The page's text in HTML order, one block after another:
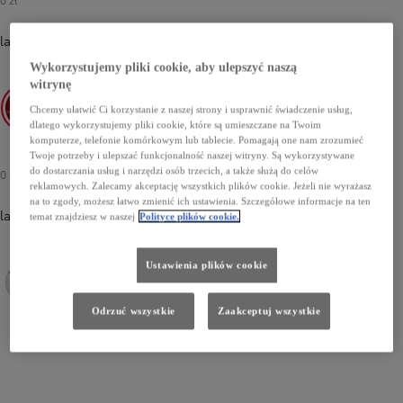
lakier specjalny
2SZ Imperial Red/Eclipse Black
2RD Precious Silver/Eclipse Black
M42 Volcano Orange/Eclipse Black
0 zł
lakier perłowy
2PU Platinum White Pearl/Eclipse Black
M52 Storm Grey/Eclipse Black
Wykorzystujemy pliki cookie, aby ulepszyć naszą
witrynę
Chcemy ułatwić Ci korzystanie z naszej strony i usprawnić świadczenie usług,
dlatego wykorzystujemy pliki cookie, które są umieszczane na Twoim
komputerze, telefonie komórkowym lub tablecie. Pomagają one nam zrozumieć
Twoje potrzeby i ulepszać funkcjonalność naszej witryny. Są wykorzystywane
do dostarczania usług i narzędzi osób trzecich, a także służą do celów
reklamowych. Zalecamy akceptację wszystkich plików cookie. Jeżeli nie wyrażasz
na to zgody, możesz łatwo zmienić ich ustawienia. Szczegółowe informacje na ten
temat znajdziesz w naszej Polityce plików cookie.
Ustawienia plików cookie
Odrzuć wszystkie Zaakceptuj wszystkie